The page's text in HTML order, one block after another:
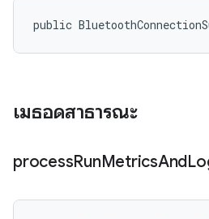
public
เมธอดสาธารณะ
processRunMetricsAnd